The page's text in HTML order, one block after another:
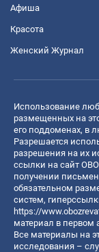
Афиша
Красота
Женский Журнал
Использование
размещенных на
его поддоменах, в
Разрешается
разрешения на их
ссылки на сайт
получении
обязательном
систем,
https://
материал в первом
Все материалы на
исследования –